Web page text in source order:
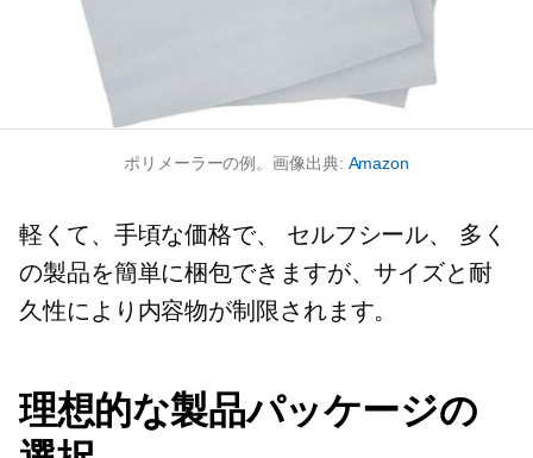
ポリメーラーの例。画像出典: Amazon
軽くて、手頃な価格で、 セルフシール、
多く
の製品を簡単に梱包できますが、サイズと耐
久性により内容物が制限されます。
理想的な製品パッケージの